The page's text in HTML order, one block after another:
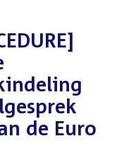
de Euro